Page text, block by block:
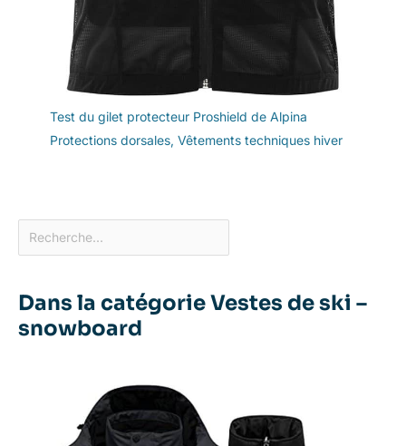
Test du gilet protecteur Proshield de Alpina
Protections dorsales, Vêtements techniques hiver
Dans la catégorie Vestes de ski –
snowboard